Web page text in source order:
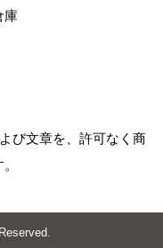
庫
び文章を、許可なく商